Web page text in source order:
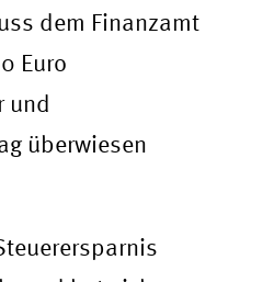
dem Finanzamt
Euro
und
überwiesen